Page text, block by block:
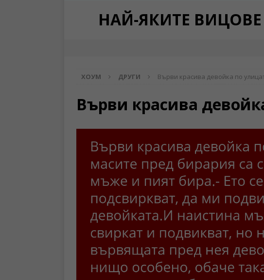
НАЙ-ЯКИТЕ ВИЦОВЕ
ХОУМ ДРУГИ Върви красива девойка по
Върви красива